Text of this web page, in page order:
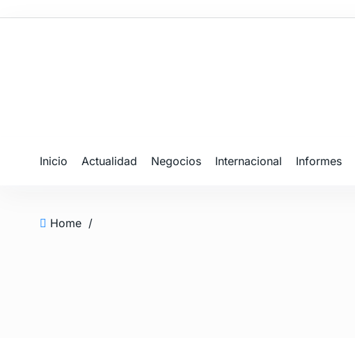
Inicio Actualidad Negocios Internacional Informes
Home /